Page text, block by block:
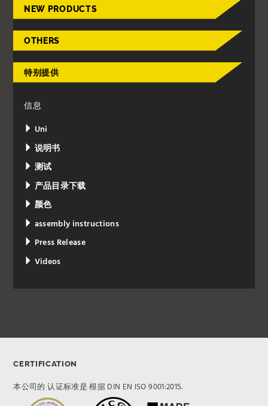
NEW PRODUCTS
OTHERS
特别提供
信息
Uni
说明书
测试
产品目录下载
颜色
assembly instructions
Press Release
Videos
CERTIFICATION
本公司的 认证标准是 根据 DIN EN ISO 9001:2015.